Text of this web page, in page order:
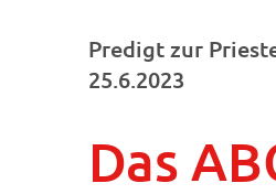
Predigt zur
25.6.2023
Das